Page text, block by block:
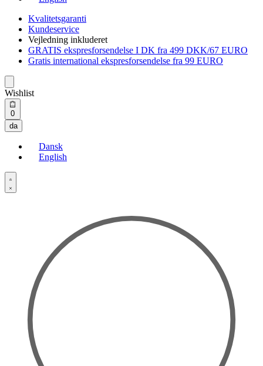
Kvalitetsgaranti
Kundeservice
Vejledning inkluderet
GRATIS ekspresforsendelse I DK fra 499 DKK/67 EURO
Gratis international ekspresforsendelse fra 99 EURO
Wishlist
0Open
cart
da
Dansk
English
Open
Account
details